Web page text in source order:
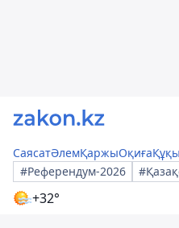
СаясатӘлемҚаржыОқиға
#Референдум-2026
+32°